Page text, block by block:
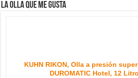
La olla que me gusta
KUHN RIKON, Olla a presión
DUROMATIC Hotel, 12